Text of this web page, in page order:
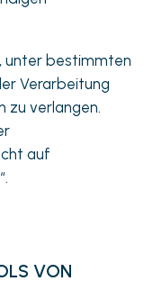
unter bestimmten
Verarbeitung
zu verlangen.
auf
VON